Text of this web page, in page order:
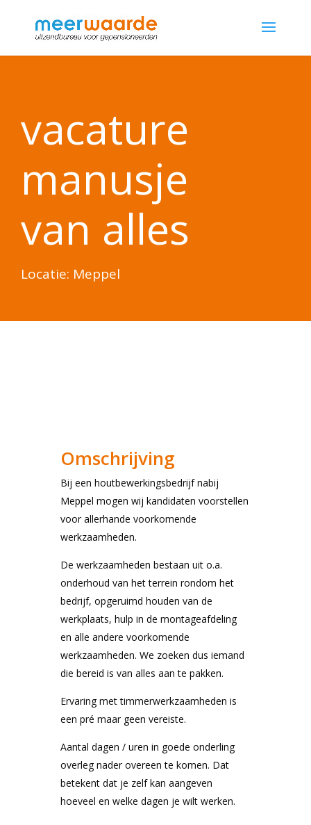
vacature
manusje
van alles
Locatie: Meppel
Omschrijving
Bij een houtbewerkingsbedrijf nabij
Meppel mogen wij kandidaten voorstellen
voor allerhande voorkomende
werkzaamheden.
De werkzaamheden bestaan uit o.a.
onderhoud van het terrein rondom het
bedrijf, opgeruimd houden van de
werkplaats, hulp in de montageafdeling
en alle andere voorkomende
werkzaamheden. We zoeken dus iemand
die bereid is van alles aan te pakken.
Ervaring met timmerwerkzaamheden is
een pré maar geen vereiste.
Aantal dagen / uren in goede onderling
overleg nader overeen te komen. Dat
betekent dat je zelf kan aangeven
hoeveel en welke dagen je wilt werken.